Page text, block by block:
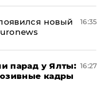
новый
16:35
парад у Ялты:
кадры
16:27